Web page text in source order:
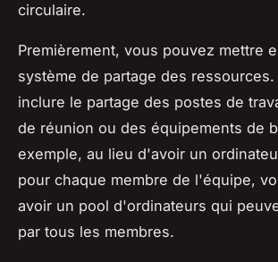
circulaire.
Premièrement, vous pouvez mettre
système de partage des
inclure le partage des postes de
de réunion ou des équipements de
exemple, au lieu d'avoir un
pour chaque membre de l'équipe,
avoir un pool d'ordinateurs qui
par tous les membres.